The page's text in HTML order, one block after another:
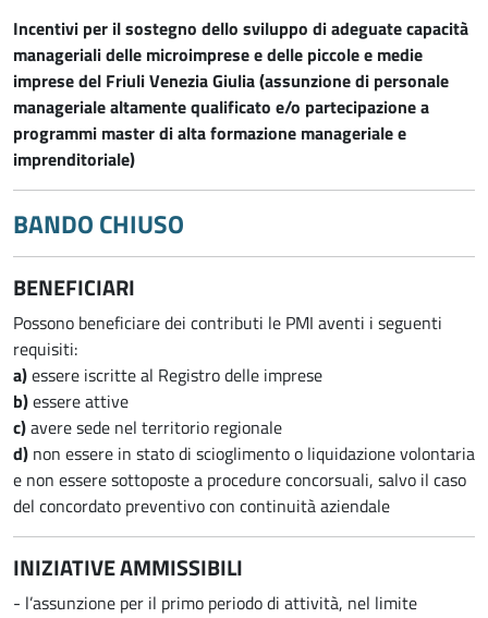
Incentivi per il sostegno dello sviluppo di adeguate capacità
manageriali delle microimprese e delle piccole e medie
imprese del Friuli Venezia Giulia (assunzione di personale
manageriale altamente qualificato e/o partecipazione a
programmi master di alta formazione manageriale e
imprenditoriale)
BANDO CHIUSO
BENEFICIARI
Possono beneficiare dei contributi le PMI aventi i seguenti
requisiti:
a)essere iscritte al Registro delle imprese
b)essere attive
c)avere sede nel territorio regionale
d) non essere in stato di scioglimento o liquidazione volontaria
e non essere sottoposte a procedure concorsuali, salvo il caso
del concordato preventivo con continuità aziendale
INIZIATIVE AMMISSIBILI
- l’assunzione per il primo periodo di attività, nel limite